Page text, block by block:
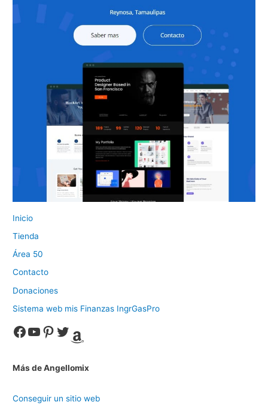
Inicio
Tienda
Área 50
Contacto
Donaciones
Sistema web mis Finanzas IngrGasPro
Facebook YouTube Pinterest Twitter Amazon
Más de Angellomix
Conseguir un sitio web